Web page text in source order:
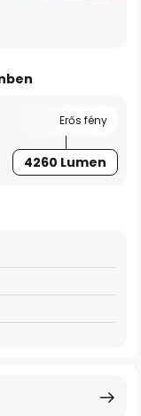
Erős fény
4260 Lumen